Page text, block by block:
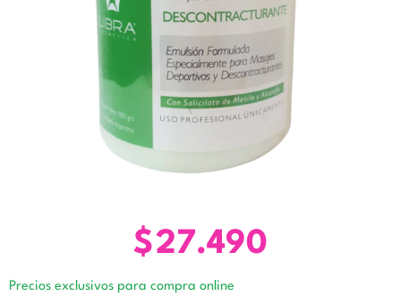
$27.490
Precios exclusivos para compra online